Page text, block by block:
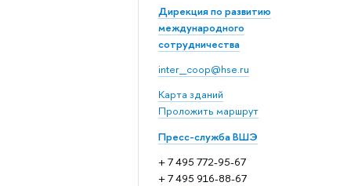
Дирекция по развитию
международного
сотрудничества
inter_coop@hse.ru
Карта зданий
Проложить маршрут
Пресс-служба ВШЭ
+ 7 495 772-95-67
+ 7 495 916-88-67